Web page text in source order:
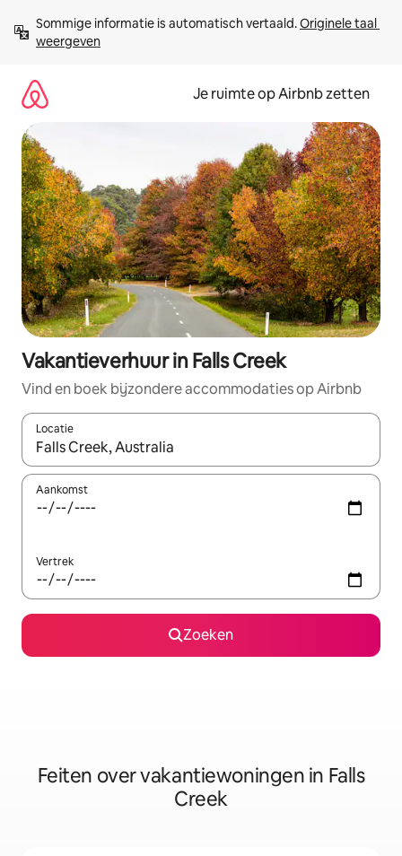
direct
naar
Sommige informatie is automatisch vertaald. Originele taal
weergeven
Je ruimte op Airbnb zetten
Vakantieverhuur in Falls Creek
Vind en boek bijzondere accommodaties op Airbnb
Locatie
Wanneer er suggesties beschikbaar zijn, maak je een keuze
Aankomst
Vertrek
Zoeken
Feiten over vakantiewoningen in Falls
Creek